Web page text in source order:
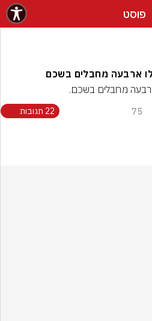
פוסט
ארבעה מחבלים בשכם
ארבעה מחבלים בשכם.
75 22 תגובות